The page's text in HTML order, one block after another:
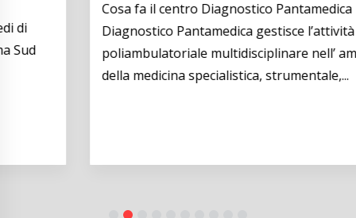
Cosa fa il centro Diagnostico Pantamedica Il Centro
Diagnostico Pantamedica gestisce l’attività
poliambulatoriale multidisciplinare nell’ ambito
della medicina specialistica, strumentale,...